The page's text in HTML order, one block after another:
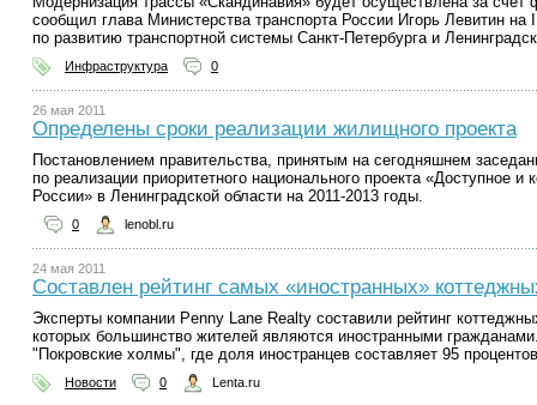
сообщил глава Министерства транспорта России Игорь Левитин на
по развитию транспортной системы Санкт-Петербурга и
Инфраструктура 0
26 мая 2011
Определены сроки реализации жилищного проекта
Постановлением правительства, принятым на сегодняшнем
по реализации приоритетного национального проекта «Доступное
России» в Ленинградской области на 2011-2013 годы.
0 lenobl.ru
24 мая 2011
Составлен рейтинг самых «иностранных»
Эксперты компании Penny Lane Realty составили рейтинг
которых большинство жителей являются иностранными
"Покровские холмы", где доля иностранцев составляет 95
Новости 0 Lenta.ru